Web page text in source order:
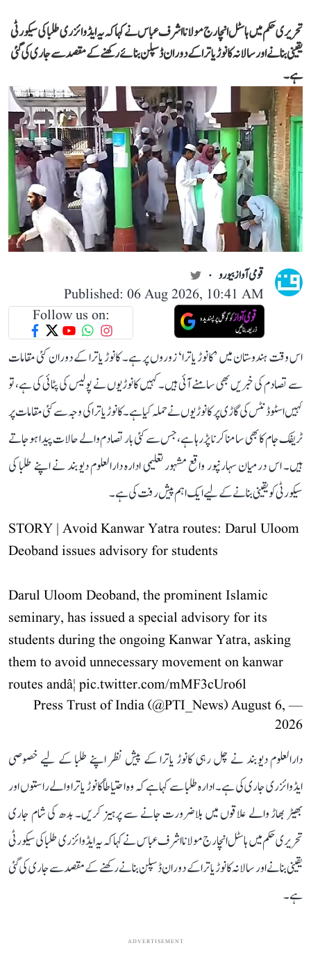
تحریری حکم میں ہاسٹل انچارج مولانا اشرف عباس نے کہا کہ یہ ایڈوائزری طلبا کی سیکورٹی
یقینی بنانے اور سالانہ کانوڑ یاترا کے دوران ڈسپلن بنائے رکھنے کے مقصد سے جاری کی گئی
ہے۔
قومی آواز بیورو
Published: 06 Aug 2026, 10:41 AM
Follow us on:
اس وقت ہندوستان میں ’کانوڑ یاترا‘ زوروں پر ہے۔ کانوڑ یاترا کے دوران کئی مقامات
سے تصادم کی خبریں بھی سامنے آئی ہیں۔ کہیں کانوڑیوں نے پولیس کی پٹائی کی ہے، تو
کہیں اسٹوڈنٹس کی گاڑی پر کانوڑیوں نے حملہ کیا ہے۔ کانوڑ یاترا کی وجہ سے کئی مقامات پر
ٹریفک جام کا بھی سامنا کرنا پڑ رہا ہے، جس سے کئی بار تصادم والے حالات پیدا ہو جاتے
ہیں۔ اس درمیان سہارنپور واقع مشہور تعلیمی ادارہ دارالعلوم دیوبند نے اپنے طلبا کی
سیکورٹی کو یقینی بنانے کے لیے ایک اہم پیش رفت کی ہے۔
STORY | Avoid Kanwar Yatra routes: Darul Uloom
Deoband issues advisory for students
Darul Uloom Deoband, the prominent Islamic
seminary, has issued a special advisory for its
students during the ongoing Kanwar Yatra, asking
them to avoid unnecessary movement on kanwar
routes andâ¦ pic.twitter.com/mMF3cUro6l
— Press Trust of India (@PTI_News)
August 6,
2026
دارالعلوم دیوبند نے چل رہی کانوڑ یاترا کے پیش نظر اپنے طلبا کے لیے خصوصی
ایڈوائزری جاری کی ہے۔ ادارہ طلبا سے کہا ہے کہ وہ احتیاطاً کانوڑ یاترا والے راستوں اور
بھیڑ بھاڑ والے علاقوں میں بلاضرورت جانے سے پرہیز کریں۔ بدھ کی شام جاری
تحریری حکم میں ہاسٹل انچارج مولانا اشرف عباس نے کہا کہ یہ ایڈوائزری طلبا کی سیکورٹی
یقینی بنانے اور سالانہ کانوڑ یاترا کے دوران ڈسپلن بنانے رکھنے کے مقصد سے جاری کی گئی
ہے۔
ADVERTISEMENT